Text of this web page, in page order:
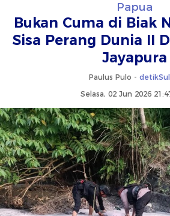
Papua
Bukan Cuma di Biak
Sisa Perang Dunia II
Jayapura
Paulus Pulo -
Selasa, 02 Jun 2026